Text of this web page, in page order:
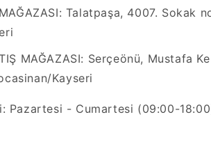
Talatpaşa, 4007. Sokak
MAĞAZASI: Serçeönü, Mustafa
Kayseri
Pazartesi - Cumartesi (09:00-